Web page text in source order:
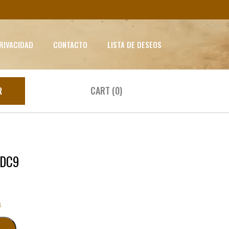
CONTACTO LISTA DE DESEOS
CART (0)